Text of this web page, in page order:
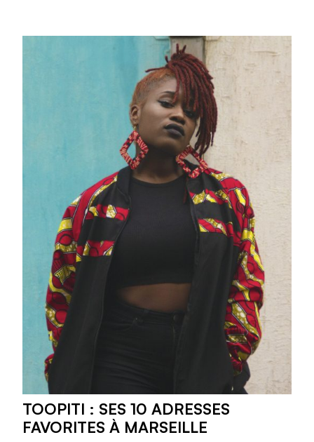
TOOPITI : SES 10 ADRESSES
FAVORITES À MARSEILLE